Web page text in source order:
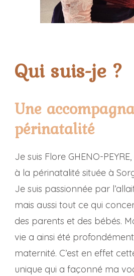
Qui suis-je ?
Une
périnatalité
Je suis Flore GHENO-
à la périnatalité située à
Je suis passionnée par
mais aussi tout ce qui
des parents et des bébés.
vie a ainsi été
maternité. C’est en effet
unique qui a façonné ma